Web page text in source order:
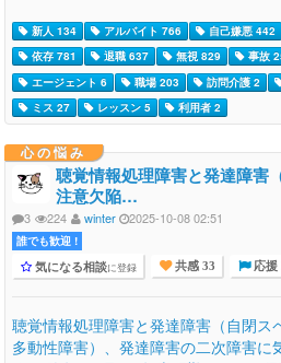
新人 134 アルバイト 766 自己嫌悪 442
依存 781
退職 637 無視 829 事故
エージェント 6
職場 203 訪問介護 2
ミス 27
レッスン 5 利用者 2
心の悩み
聴覚情報処理障害と発達障害
注意欠陥…
3 224 winter 2025-10-08 02:51
誰でも歓迎 !
気になる相談に登録 共感 33 応援
聴覚情報処理障害と発達障害（自閉ス
多動性障害）、発達障害の二次障害に